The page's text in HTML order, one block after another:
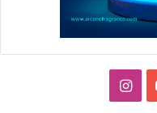
يوتيوبانستقرام